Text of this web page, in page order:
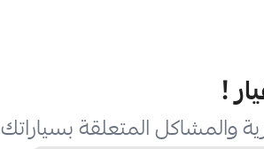
!
والمشاكل المتعلقة بسياراتك